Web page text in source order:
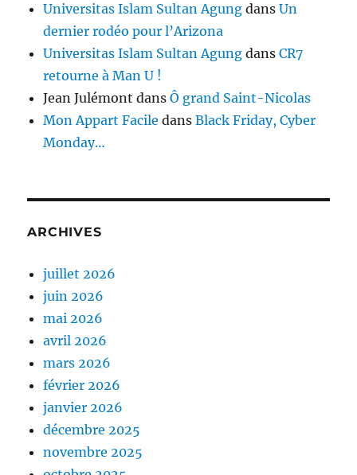
Universitas Islam Sultan Agung dansUn
dernier rodéo pour l’Arizona
Universitas Islam Sultan Agung dansCR7
retourne à Man U !
Jean Julémont dansÔ grand Saint-Nicolas
Mon Appart Facile dansBlack Friday, Cyber
Monday…
ARCHIVES
juillet 2026
juin 2026
mai 2026
avril 2026
mars 2026
février 2026
janvier 2026
décembre 2025
novembre 2025